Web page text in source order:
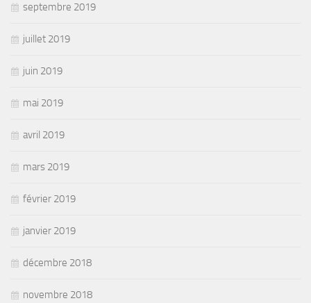
septembre 2019
juillet 2019
juin 2019
mai 2019
avril 2019
mars 2019
février 2019
janvier 2019
décembre 2018
novembre 2018